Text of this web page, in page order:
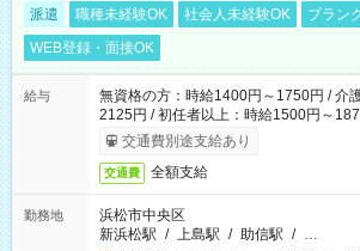
派遣 職種未経験OK 社会人未経験OK
ブラン
WEB登録・面接OK
給与
無資格の方：時給1400円～1750円 / 介
2125円 / 初任者以上：時給1500円～
交通費別途支給あり
交通費 全額支給
勤務地
浜松市中央区
新浜松駅 / 上島駅 / 助信駅 / …